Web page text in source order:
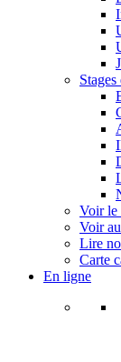
Voir le
Voir
Lire
Carte
En ligne